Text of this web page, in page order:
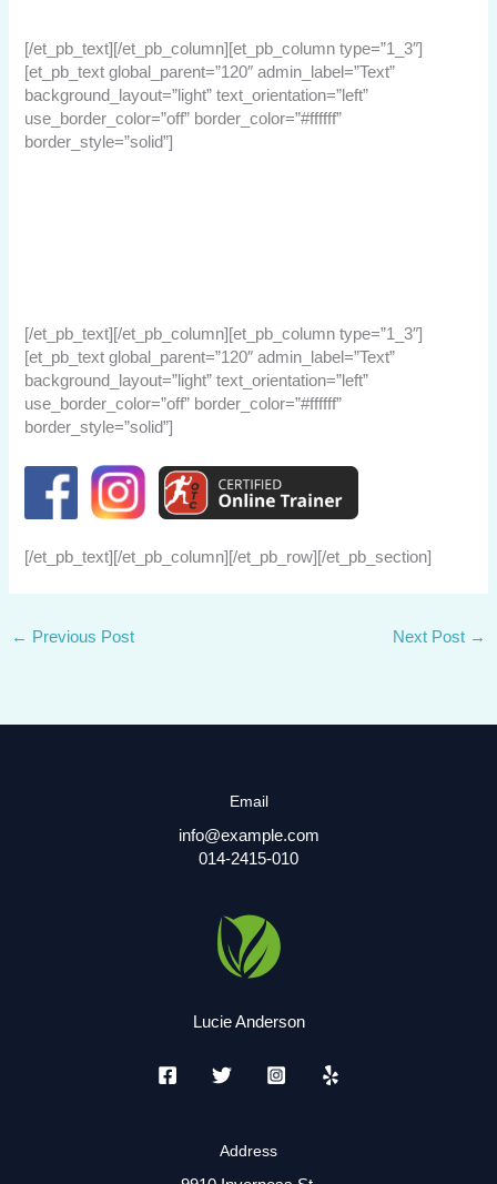
[/et_pb_text][/et_pb_column][et_pb_column type=”1_3″]
[et_pb_text global_parent=”120″ admin_label=”Text”
background_layout=”light” text_orientation=”left”
use_border_color=”off” border_color=”#ffffff”
border_style=”solid”]
[/et_pb_text][/et_pb_column][et_pb_column type=”1_3″]
[et_pb_text global_parent=”120″ admin_label=”Text”
background_layout=”light” text_orientation=”left”
use_border_color=”off” border_color=”#ffffff”
border_style=”solid”]
[/et_pb_text][/et_pb_column][/et_pb_row][/et_pb_section]
← Previous Post Next Post →
Email
info@example.com
014-2415-010
Lucie Anderson
Address